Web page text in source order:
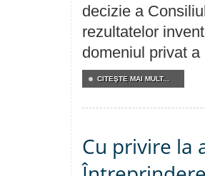
decizie a
rezultatelor
domeniul privat a
CITEŞTE MAI MULT...
Cu privire la